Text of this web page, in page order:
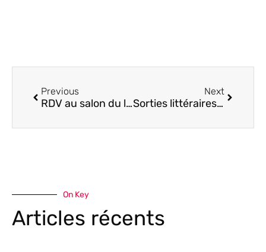
Previous
RDV au salon du livre 2024 Châteaubriant
Next
Sorties littéraires novembre 2024
On Key
Articles récents